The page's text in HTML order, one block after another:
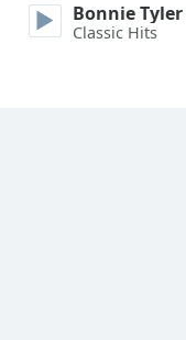
Bonnie Tyler
Classic Hits